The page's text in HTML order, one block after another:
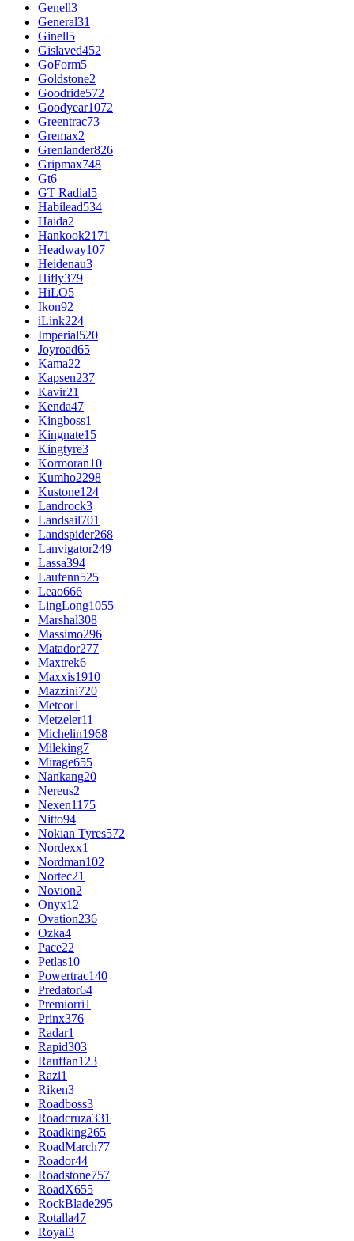
Genell3
General31
Ginell5
Gislaved452
GoForm5
Goldstone2
Goodride572
Goodyear1072
Greentrac73
Gremax2
Grenlander826
Gripmax748
Gt6
GT Radial5
Habilead534
Haida2
Hankook2171
Headway107
Heidenau3
Hifly379
HiLO5
Ikon92
iLink224
Imperial520
Joyroad65
Kama22
Kapsen237
Kavir21
Kenda47
Kingboss1
Kingnate15
Kingtyre3
Kormoran10
Kumho2298
Kustone124
Landrock3
Landsail701
Landspider268
Lanvigator249
Lassa394
Laufenn525
Leao666
LingLong1055
Marshal308
Massimo296
Matador277
Maxtrek6
Maxxis1910
Mazzini720
Meteor1
Metzeler11
Michelin1968
Mileking7
Mirage655
Nankang20
Nereus2
Nexen1175
Nitto94
Nokian Tyres572
Nordexx1
Nordman102
Nortec21
Novion2
Onyx12
Ovation236
Ozka4
Pace22
Petlas10
Powertrac140
Predator64
Premiorri1
Prinx376
Radar1
Rapid303
Rauffan123
Razi1
Riken3
Roadboss3
Roadcruza331
Roadking265
RoadMarch77
Roador44
Roadstone757
RoadX655
RockBlade295
Rotalla47
Royal3